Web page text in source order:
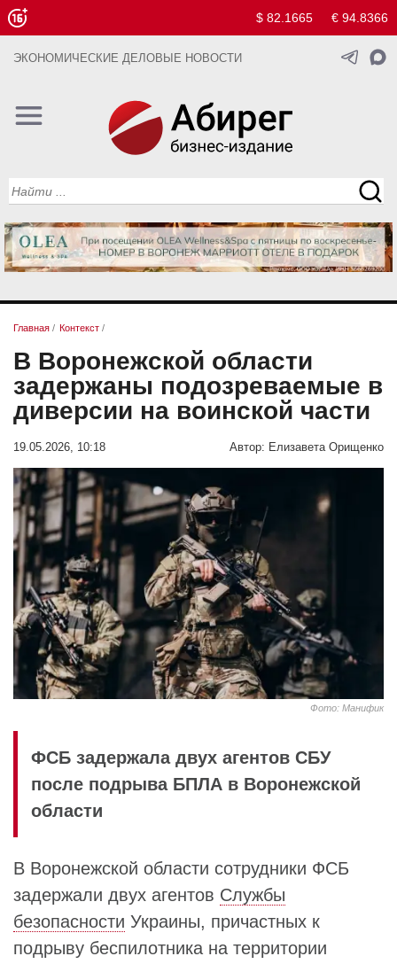
$ 82.1665 € 94.8366
ЭКОНОМИЧЕСКИЕ ДЕЛОВЫЕ НОВОСТИ
Главная / Контекст /
В Воронежской области
задержаны подозреваемые в
диверсии на воинской части
19.05.2026, 10:18 Автор: Елизавета Орищенко
Фото: Манифик
ФСБ задержала двух агентов СБУ
после подрыва БПЛА в Воронежской
области
В Воронежской области сотрудники ФСБ
задержали двух агентов Службы
безопасности Украины, причастных к
подрыву беспилотника на территории